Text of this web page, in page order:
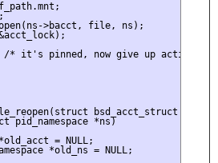
>bacct, file, ns);
* it's pinned, now give up active
bsd_acct_struct
pid_namespace *ns)
= NULL;
*old_ns = NULL;